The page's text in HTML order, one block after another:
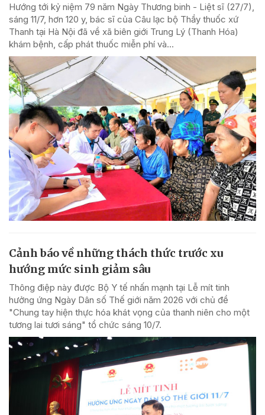
Hướng tới kỷ niệm 79 năm Ngày Thương binh - Liệt sĩ (27/7),
sáng 11/7, hơn 120 y, bác sĩ của Câu lạc bộ Thầy thuốc xứ
Thanh tại Hà Nội đã về xã biên giới Trung Lý (Thanh Hóa)
khám bệnh, cấp phát thuốc miễn phí và...
Cảnh báo về những thách thức trước xu
hướng mức sinh giảm sâu
Thông điệp này được Bộ Y tế nhấn mạnh tại Lễ mít tinh
hưởng ứng Ngày Dân số Thế giới năm 2026 với chủ đề
"Chung tay hiện thực hóa khát vọng của thanh niên cho một
tương lai tươi sáng" tổ chức sáng 10/7.